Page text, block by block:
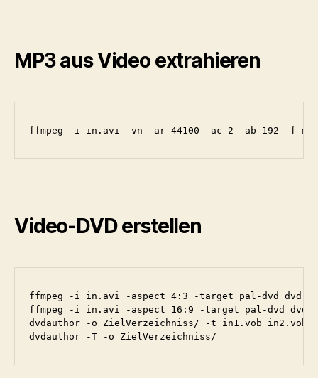
MP3 aus Video extrahieren
ffmpeg -i in.avi -vn -ar 44100 -ac 2 -ab 192 -f mp3
Video-DVD erstellen
ffmpeg -i in.avi -aspect 4:3 -target pal-dvd
ffmpeg -i in.avi -aspect 16:9 -target pal-dvd
dvdauthor -o ZielVerzeichniss/ -t in1.vob in2.vob
dvdauthor -T -o ZielVerzeichniss/